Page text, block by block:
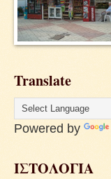
Translate
Powered by
ΙΣΤΟΛΟΓΙΑ